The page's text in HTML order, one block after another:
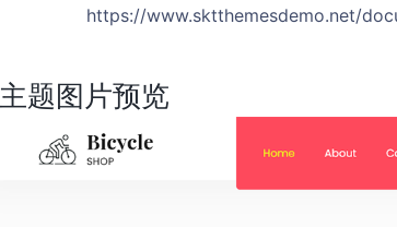
https://www.sktthemesdemo.net/
主题图片预览